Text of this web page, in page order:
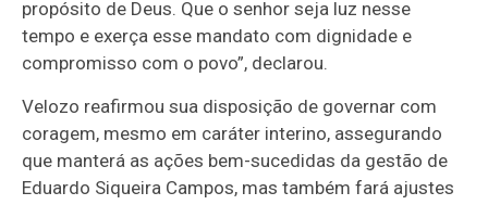
propósito de Deus. Que o senhor seja luz nesse
tempo e exerça esse mandato com dignidade e
compromisso com o povo”, declarou.
Velozo reafirmou sua disposição de governar com
coragem, mesmo em caráter interino, assegurando
que manterá as ações bem-sucedidas da gestão de
Eduardo Siqueira Campos, mas também fará ajustes